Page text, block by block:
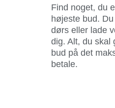
Find noget, du
højeste bud.
dørs eller lade
dig. Alt, du skal
bud på det
betale.